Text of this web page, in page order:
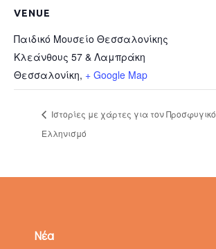
VENUE
Παιδικό Μουσείο Θεσσαλονίκης
Κλεάνθους 57 & Λαμπράκη
Θεσσαλονίκη, + Google Map
Ιστορίες με χάρτες για τον Προσφυγικό
Ελληνισμό
Νέα